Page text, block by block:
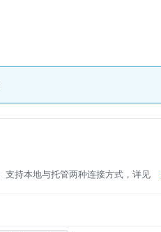
支持本地与托管两种连接方式，详见